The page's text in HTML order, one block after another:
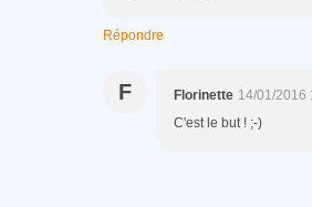
Répondre
F Florinette 14/01/2016
C'est le but ! ;-)